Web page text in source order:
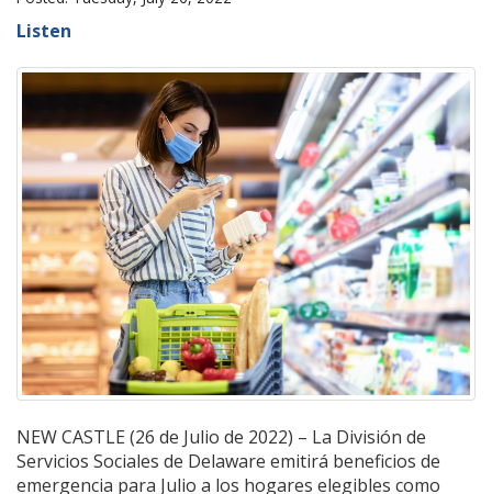
Listen
NEW CASTLE (26 de Julio de 2022) – La División de
Servicios Sociales de Delaware emitirá beneficios de
emergencia para Julio a los hogares elegibles como